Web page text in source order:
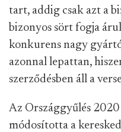
tart, addig csak azt a
bizonyos sört fogja
konkurens nagy
azonnal lepattan,
szerződésben áll a
Az Országgyűlés
módosította a